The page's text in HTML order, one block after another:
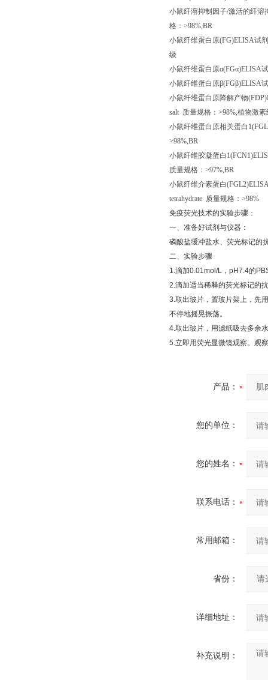
小鼠纤溶抑制因子/激活的纤溶
格： >98%,BR
小鼠纤维蛋白原(FG)ELISA试
级
小鼠纤维蛋白原α(FGα)ELISA
小鼠纤维蛋白原β(FGβ)ELISA
小鼠纤维蛋白原降解产物
salt 质量规格： >98%,植物激素
小鼠纤维蛋白原相关蛋白
>98%,BR
小鼠纤维胶凝蛋白
质量规格： >97%,BR
小鼠纤维介素蛋白
tetrahydrate 质量规格： >98%
免疫荧光技术的实验步骤：
一、准备好试剂与仪器：
磷酸盐缓冲盐水、荧光标记的
二、实验步骤
1.滴加0.01mol/L ， pH7.4的
2.滴加适当稀释的荧光标记的
3.取出玻片，置玻片架上，先用
不停地摇晃振荡。
4.取出玻片，用滤纸吸去多余
5.立即用荧光显微镜观察。观
产品：
您的单位：
您的姓名：
联系电话：
常用邮箱：
省份：
详细地址：
补充说明：